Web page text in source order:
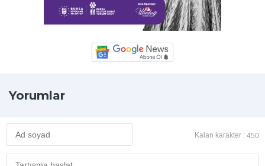
Yorumlar
Kalan karakter : 450